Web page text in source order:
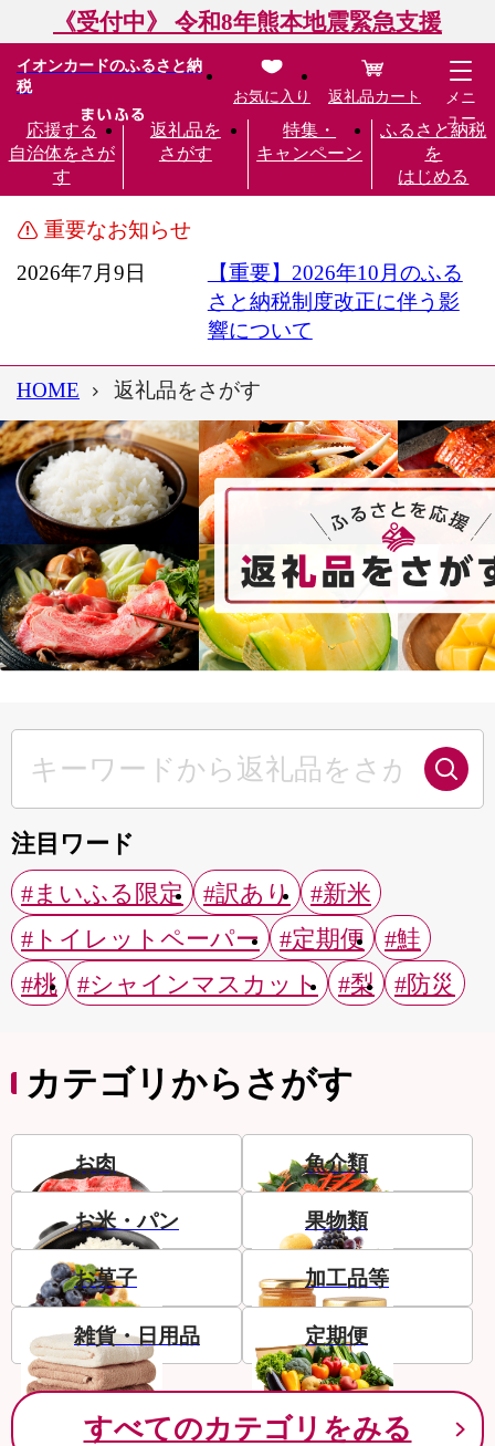
《受付中》 令和8年熊本地震緊急支援
イオンカードのふるさと納
税
応援する
自治体をさが
す
返礼品を
さがす
特集・
キャンペーン
ふるさと納税
を
はじめる
お気に入り 返礼品カート
メニ
ュー
重要なお知らせ
2026年7月9日
【重要】2026年10月のふる
さと納税制度改正に伴う影
響について
HOME 返礼品をさがす
注目ワード
#まいふる限定
#訳あり
#新米
#トイレットペーパー
#定期便
#鮭
#桃
#シャインマスカット #梨 #防災
カテゴリからさがす
お肉 魚介類
お米・パン 果物類
お菓子 加工品等
雑貨・日用品 定期便
すべてのカテゴリをみる